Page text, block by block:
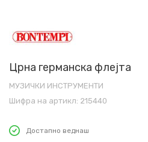
Црна германска флејта
МУЗИЧКИ ИНСТРУМЕНТИ
Шифра на артикл: 215440
Достапно веднаш